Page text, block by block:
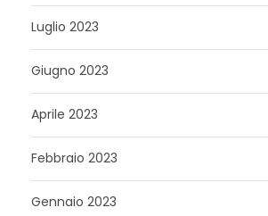
Luglio 2023
Giugno 2023
Aprile 2023
Febbraio 2023
Gennaio 2023